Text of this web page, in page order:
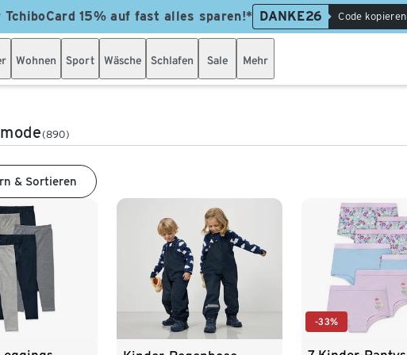
15% auf fast alles sparen!* DANKE26 Code kopieren
Wohnen Sport Wäsche Schlafen Sale Mehr
(890)
& Sortieren
-33%